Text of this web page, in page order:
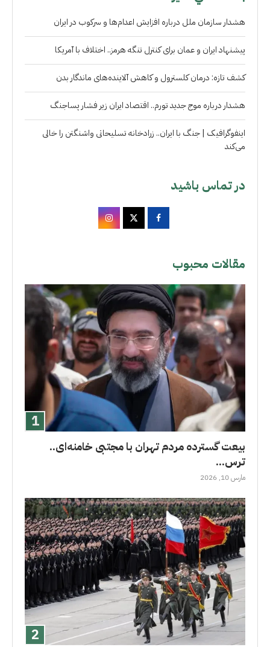
هشدار سازمان ملل درباره افزایش اعدام‌ها و سرکوب در ایران
پیشنهاد ایران و عمان برای کنترل تنگه هرمز.. اختلاف با آمریکا
کشف تازه: درمان کلسترول و کاهش آلاینده‌های ماندگار بدن
هشدار درباره موج جدید تورم.. اقتصاد ایران زیر فشار پساجنگ
اینفوگرافیک | جنگ با ایران.. زرادخانه تسلیحاتی واشنگتن را خالی
می‌کند
در تماس باشید
مقالات محبوب
بیعت گسترده مردم تهران با مجتبی خامنه‌ای..
ترس...
مارس 10, 2026